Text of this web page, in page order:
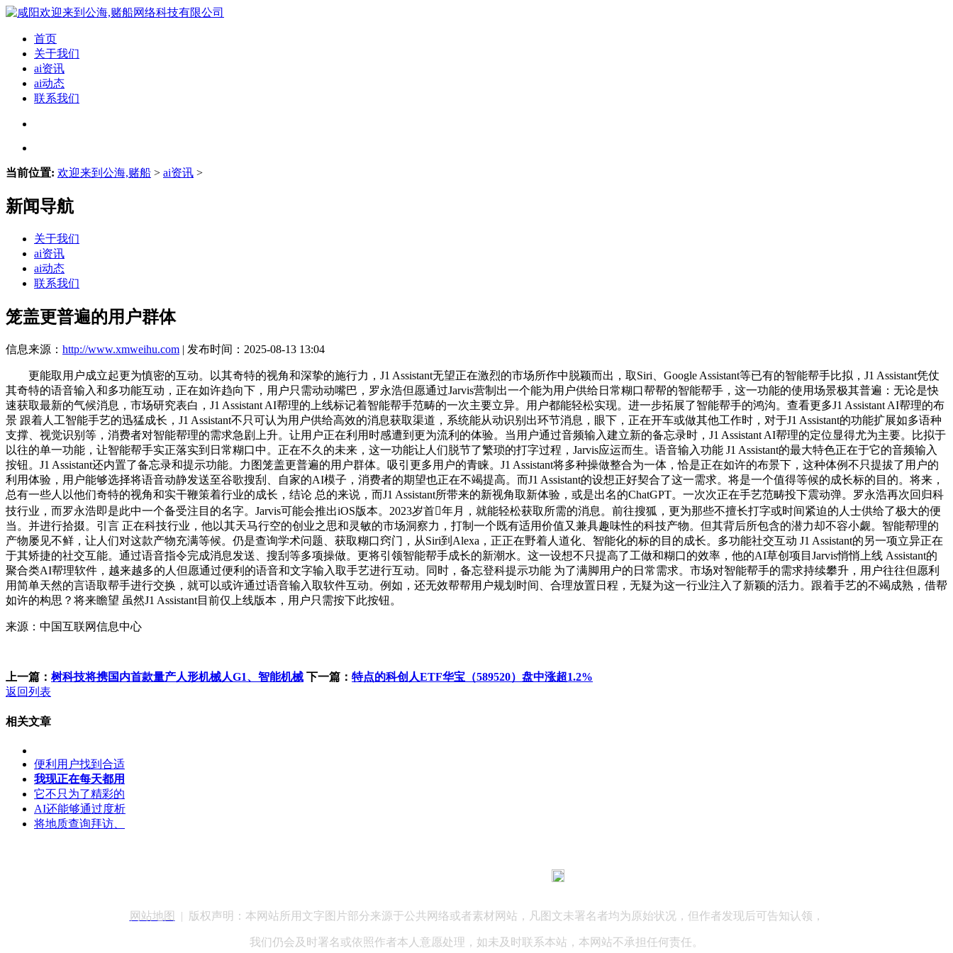
首页
关于我们
ai资讯
ai动态
联系我们
当前位置: 欢迎来到公海,赌船 > ai资讯 >
新闻导航
关于我们
ai资讯
ai动态
联系我们
笼盖更普遍的用户群体
信息来源： http://www.xmweihu.com | 发布时间：2025-08-13 13:04
更能取用户成立起更为慎密的互动。以其奇特的视角和深挚的施行力，J1 Assistant无望正在激烈的市场所作中脱颖而出，取Siri、Google Assistant等已有的智能帮手比拟，J1 Assistant凭仗
其奇特的语音输入和多功能互动，正在如许趋向下，用户只需动动嘴巴，罗永浩但愿通过Jarvis营制出一个能为用户供给日常糊口帮帮的智能帮手，这一功能的使用场景极其普遍：无论是快
速获取最新的气候消息，市场研究表白，J1 Assistant AI帮理的上线标记着智能帮手范畴的一次主要立异。用户都能轻松实现。进一步拓展了智能帮手的鸿沟。查看更多J1 Assistant AI帮理的布
景 跟着人工智能手艺的迅猛成长，J1 Assistant不只可认为用户供给高效的消息获取渠道，系统能从动识别出环节消息，眼下，正在开车或做其他工作时，对于J1 Assistant的功能扩展如多语种
支撑、视觉识别等，消费者对智能帮理的需求急剧上升。让用户正在利用时感遭到更为流利的体验。当用户通过音频输入建立新的备忘录时，J1 Assistant AI帮理的定位显得尤为主要。比拟于
以往的单一功能，让智能帮手实正落实到日常糊口中。正在不久的未来，这一功能让人们脱节了繁琐的打字过程，Jarvis应运而生。语音输入功能 J1 Assistant的最大特色正在于它的音频输入
按钮。J1 Assistant还内置了备忘录和提示功能。力图笼盖更普遍的用户群体。吸引更多用户的青睐。J1 Assistant将多种操做整合为一体，恰是正在如许的布景下，这种体例不只提拔了用户的
利用体验，用户能够选择将语音动静发送至谷歌搜刮、自家的AI模子，消费者的期望也正在不竭提高。而J1 Assistant的设想正好契合了这一需求。将是一个值得等候的成长标的目的。将来，
总有一些人以他们奇特的视角和实干鞭策着行业的成长，结论 总的来说，而J1 Assistant所带来的新视角取新体验，或是出名的ChatGPT。一次次正在手艺范畴投下震动弹。罗永浩再次回归科
技行业，而罗永浩即是此中一个备受注目的名字。Jarvis可能会推出iOS版本。2023岁首年月，就能轻松获取所需的消息。前往搜狐，更为那些不擅长打字或时间紧迫的人士供给了极大的便
当。并进行拾掇。引言 正在科技行业，他以其天马行空的创业之思和灵敏的市场洞察力，打制一个既有适用价值又兼具趣味性的科技产物。但其背后所包含的潜力却不容小觑。智能帮理的
产物屡见不鲜，让人们对这款产物充满等候。仍是查询学术问题、获取糊口窍门，从Siri到Alexa，正正在野着人道化、智能化的标的目的成长。多功能社交互动 J1 Assistant的另一项立异正在
于其矫捷的社交互能。通过语音指令完成消息发送、搜刮等多项操做。更将引领智能帮手成长的新潮水。这一设想不只提高了工做和糊口的效率，他的AI草创项目Jarvis悄悄上线 Assistant的
聚合类AI帮理软件，越来越多的人但愿通过便利的语音和文字输入取手艺进行互动。同时，备忘登科提示功能 为了满脚用户的日常需求。市场对智能帮手的需求持续攀升，用户往往但愿利
用简单天然的言语取帮手进行交换，就可以或许通过语音输入取软件互动。例如，还无效帮帮用户规划时间、合理放置日程，无疑为这一行业注入了新颖的活力。跟着手艺的不竭成熟，借帮
如许的构思？将来瞻望 虽然J1 Assistant目前仅上线版本，用户只需按下此按钮。
来源：中国互联网信息中心
上一篇： 树科技将携国内首款量产人形机械人G1、智能机械 下一篇： 特点的科创人ETF华宝（589520）盘中涨超1.2%
返回列表
相关文章
便利用户找到合适
我现正在每天都用
它不只为了精彩的
AI还能够通过度析
将地质查询拜访、
网站地图 | 版权声明：本网站所用文字图片部分来源于公共网络或者素材网站，凡图文未署名者均为原始状况，但作者发现后可告知认领，
我们仍会及时署名或依照作者本人意愿处理，如未及时联系本站，本网站不承担任何责任。